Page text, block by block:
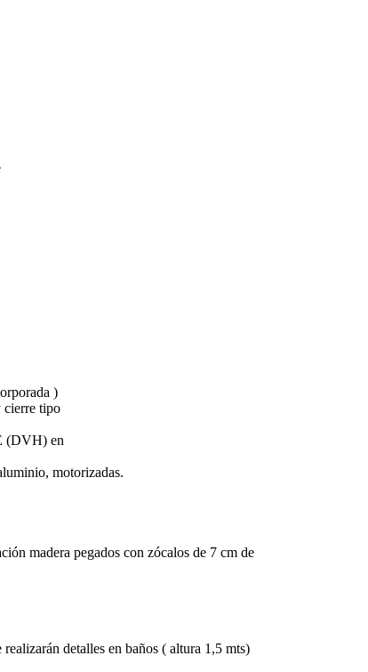
)
cierre tipo
(DVH) en
motorizadas.
madera pegados con zócalos de 7 cm de
detalles en baños ( altura 1,5 mts)